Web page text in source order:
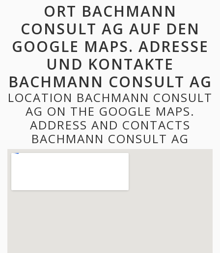
ORT BACHMANN
CONSULT AG AUF DEN
GOOGLE MAPS. ADRESSE
UND KONTAKTE
BACHMANN CONSULT AG
LOCATION BACHMANN CONSULT
AG ON THE GOOGLE MAPS.
ADDRESS AND CONTACTS
BACHMANN CONSULT AG